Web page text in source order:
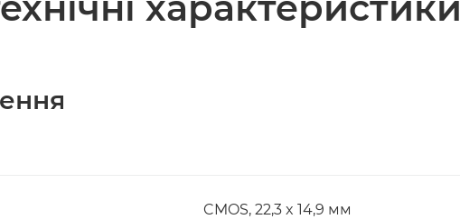
CMOS, 22,3 x 14,9 мм